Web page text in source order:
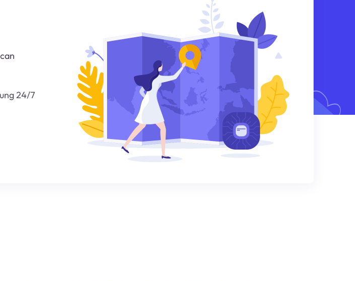
24/7